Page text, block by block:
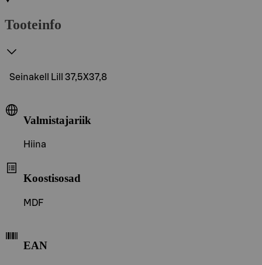
Tooteinfo
Seinakell Lill 37,5X37,8
Valmistajariik
Hiina
Koostisosad
MDF
EAN